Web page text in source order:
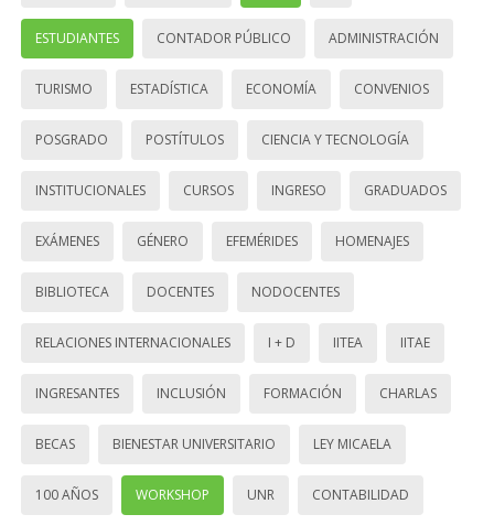
ESTUDIANTES CONTADOR PÚBLICO ADMINISTRACIÓN
TURISMO ESTADÍSTICA ECONOMÍA CONVENIOS
POSGRADO POSTÍTULOS CIENCIA Y TECNOLOGÍA
INSTITUCIONALES CURSOS INGRESO GRADUADOS
EXÁMENES GÉNERO EFEMÉRIDES HOMENAJES
BIBLIOTECA DOCENTES NODOCENTES
RELACIONES INTERNACIONALES I + D IITEA IITAE
INGRESANTES INCLUSIÓN FORMACIÓN CHARLAS
BECAS BIENESTAR UNIVERSITARIO LEY MICAELA
100 AÑOS WORKSHOP UNR CONTABILIDAD